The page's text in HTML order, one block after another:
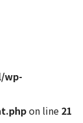
wp-
on line 21